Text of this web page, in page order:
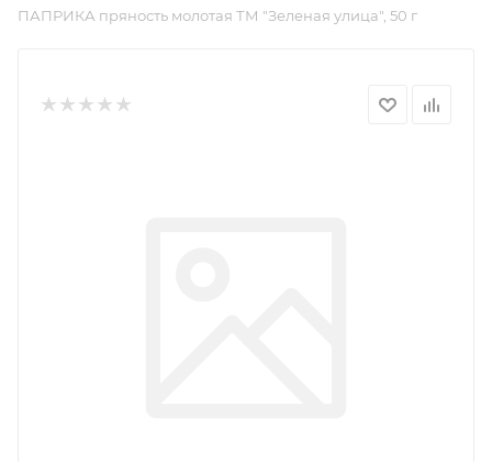
ПАПРИКА пряность молотая ТМ "Зеленая улица", 50 г